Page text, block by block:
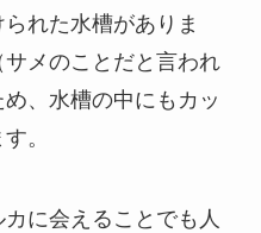
れた水槽がありま
メのことだと言われ
、水槽の中にもカッ
。
に会えることでも人